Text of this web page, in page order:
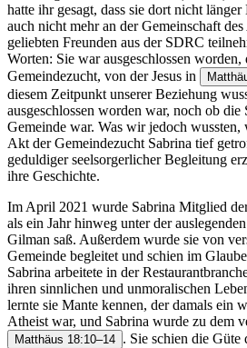
hatte ihr gesagt, dass sie dort nicht
auch nicht mehr an der Gemeinschaft
geliebten Freunden aus der SDRC
Worten: Sie war ausgeschlossen worden,
Gemeindezucht, von der Jesus in
diesem Zeitpunkt unserer Beziehung
ausgeschlossen worden war, noch ob die
Gemeinde war. Was wir jedoch wussten,
Akt der Gemeindezucht Sabrina tief
geduldiger seelsorgerlicher Begleitung
ihre Geschichte.
Im April 2021 wurde Sabrina Mitglied
als ein Jahr hinweg unter der
Gilman saß. Außerdem wurde sie von
Gemeinde begleitet und schien im
Sabrina arbeitete in der
ihren sinnlichen und unmoralischen
lernte sie Mante kennen, der damals ein
Atheist war, und Sabrina wurde zu dem
Matthäus 18:10–14 . Sie schien die Güte